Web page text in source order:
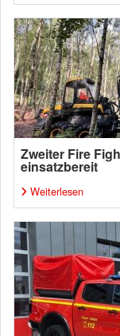
Zweiter Fire
einsatzbereit
Weiterlesen